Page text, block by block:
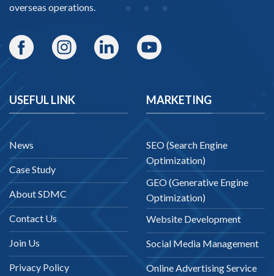
overseas operations.
USEFUL LINK
News
Case Study
About SDMC
Contact Us
Join Us
Privacy Policy
MARKETING
SEO (Search Engine
Optimization)
GEO (Generative Engine
Optimization)
Website Development
Social Media Management
Online Advertising Service